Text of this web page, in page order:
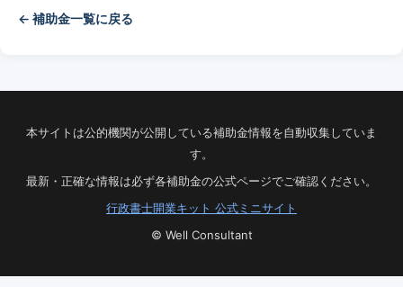
← 補助金一覧に戻る
本サイトは公的機関が公開している補助金情報を自動収集していま
す。
最新・正確な情報は必ず各補助金の公式ページでご確認ください。
行政書士開業キット 公式ミニサイト
© Well Consultant